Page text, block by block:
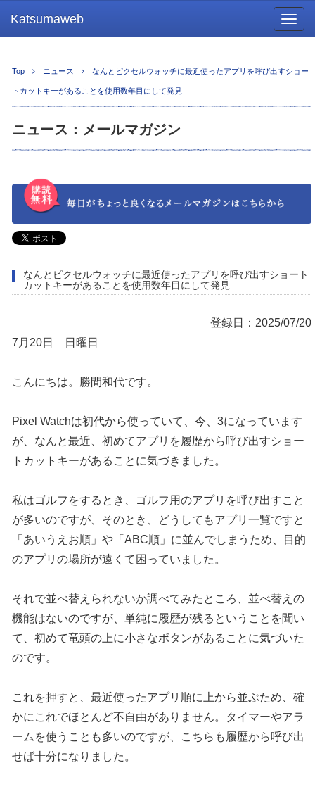
Katsumaweb
Top ニュース なんとピクセルウォッチに最近使ったアプリを呼び出すショー
トカットキーがあることを使用数年目にして発見
ニュース：メールマガジン
なんとピクセルウォッチに最近使ったアプリを呼び出すショート
カットキーがあることを使用数年目にして発見
登録日：2025/07/20
7月20日 日曜日
こんにちは。勝間和代です。
Pixel Watchは初代から使っていて、今、3になっています
が、なんと最近、初めてアプリを履歴から呼び出すショー
トカットキーがあることに気づきました。
私はゴルフをするとき、ゴルフ用のアプリを呼び出すこと
が多いのですが、そのとき、どうしてもアプリ一覧ですと
「あいうえお順」や「ABC順」に並んでしまうため、目的
のアプリの場所が遠くて困っていました。
それで並べ替えられないか調べてみたところ、並べ替えの
機能はないのですが、単純に履歴が残るということを聞い
て、初めて竜頭の上に小さなボタンがあることに気づいた
のです。
これを押すと、最近使ったアプリ順に上から並ぶため、確
かにこれでほとんど不自由がありません。タイマーやアラ
ームを使うことも多いのですが、こちらも履歴から呼び出
せば十分になりました。